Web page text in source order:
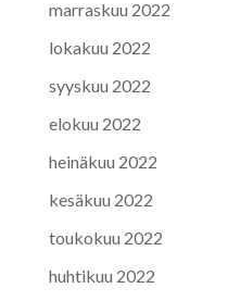
marraskuu 2022
lokakuu 2022
syyskuu 2022
elokuu 2022
heinäkuu 2022
kesäkuu 2022
toukokuu 2022
huhtikuu 2022